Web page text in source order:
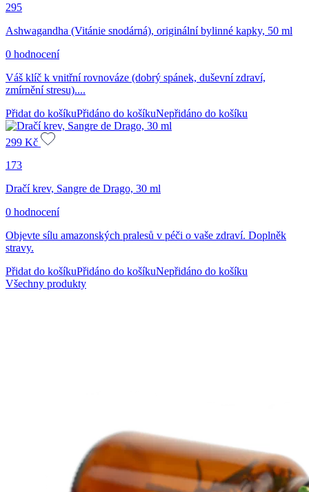
295
Ashwagandha (Vitánie snodárná), originální bylinné kapky, 50 ml
0 hodnocení
Váš klíč k vnitřní rovnováze (dobrý spánek, duševní zdraví,
zmírnění stresu)....
Přidat do košíkuPřidáno do košíkuNepřidáno do košíku
299 Kč
173
Dračí krev, Sangre de Drago, 30 ml
0 hodnocení
Objevte sílu amazonských pralesů v péči o vaše zdraví. Doplněk
stravy.
Přidat do košíkuPřidáno do košíkuNepřidáno do košíku
Všechny produkty